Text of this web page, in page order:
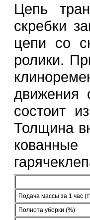
Цепь
скребки
цепи со
ролики.
движения
состоит
Толщина
Подача массы за 1 час
Полнота уборки (%)